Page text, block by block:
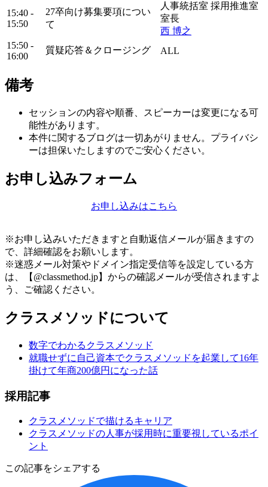
15:40 -
15:50
27卒向け募集要項につい
て
人事統括室 採用推進室
室長
西 博之
15:50 -
16:00
質疑応答＆クロージング ALL
備考
セッションの内容や順番、スピーカーは変更になる可
能性があります。
本件に関するブログは一切あがりません。プライバシ
ーは担保いたしますのでご安心ください。
お申し込みフォーム
お申し込みはこちら
※お申し込みいただきますと自動返信メールが届きますの
で、詳細確認をお願いします。
※迷惑メール対策やドメイン指定受信等を設定している方
は、【@classmethod.jp】からの確認メールが受信されますよ
う、ご確認ください。
クラスメソッドについて
数字でわかるクラスメソッド
就職せずに自己資本でクラスメソッドを起業して16年
掛けて年商200億円になった話
採用記事
クラスメソッドで描けるキャリア
クラスメソッドの人事が採用時に重要視しているポイ
ント
この記事をシェアする